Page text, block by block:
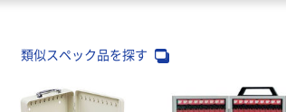
類似スペック品を探す